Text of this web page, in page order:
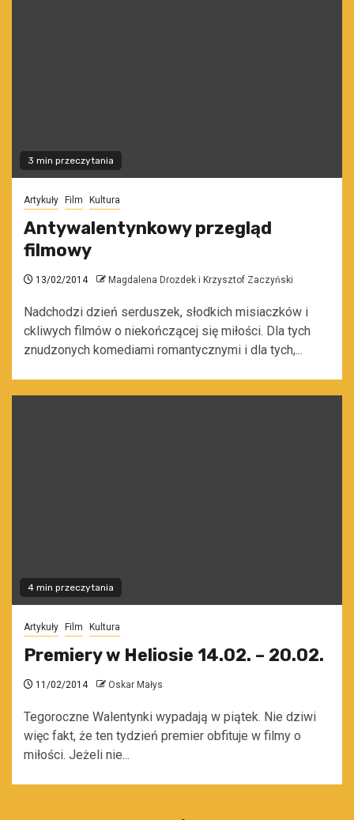
3 min przeczytania
Artykuły Film Kultura
Antywalentynkowy przegląd
filmowy
13/02/2014 Magdalena Drozdek i Krzysztof Zaczyński
Nadchodzi dzień serduszek, słodkich misiaczków i
ckliwych filmów o niekończącej się miłości. Dla tych
znudzonych komediami romantycznymi i dla tych,...
4 min przeczytania
Artykuły Film Kultura
Premiery w Heliosie 14.02. – 20.02.
11/02/2014 Oskar Małys
Tegoroczne Walentynki wypadają w piątek. Nie dziwi
więc fakt, że ten tydzień premier obfituje w filmy o
miłości. Jeżeli nie...